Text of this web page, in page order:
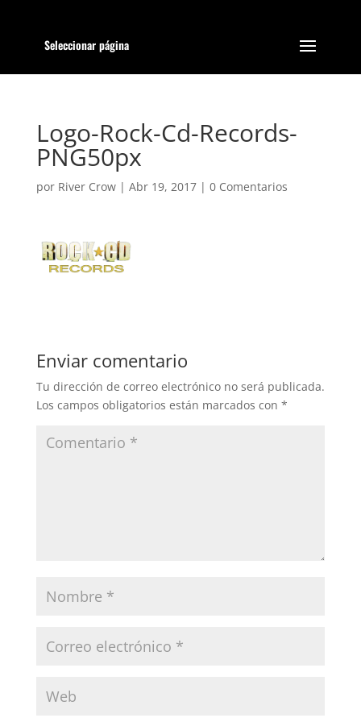
Seleccionar página
Logo-Rock-Cd-Records-
PNG50px
por River Crow| Abr 19, 2017| 0 Comentarios
Enviar comentario
Tu dirección de correo electrónico no será publicada.
Los campos obligatorios están marcados con *